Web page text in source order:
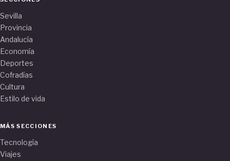
Sevilla
Provincia
Andalucía
Economía
Deportes
Cofradías
Cultura
Estilo de vida
MÁS SECCIONES
Tecnología
Viajes